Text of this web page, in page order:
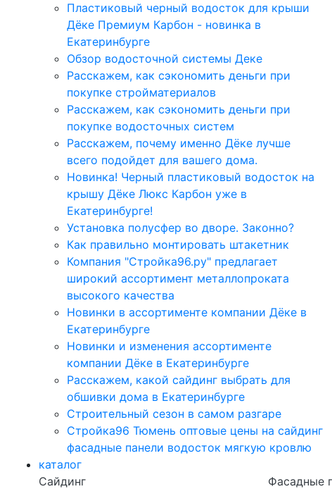
Пластиковый черный водосток для крыши
Дёке Премиум Карбон - новинка в
Екатеринбурге
Обзор водосточной системы Деке
Расскажем, как сэкономить деньги при
покупке стройматериалов
Расскажем, как сэкономить деньги при
покупке водосточных систем
Расскажем, почему именно Дёке лучше
всего подойдет для вашего дома.
Новинка! Черный пластиковый водосток на
крышу Дёке Люкс Карбон уже в
Екатеринбурге!
Установка полусфер во дворе. Законно?
Как правильно монтировать штакетник
Компания "Стройка96.ру" предлагает
широкий ассортимент металлопроката
высокого качества
Новинки в ассортименте компании Дёке в
Екатеринбурге
Новинки и изменения ассортименте
компании Дёке в Екатеринбурге
Расскажем, какой сайдинг выбрать для
обшивки дома в Екатеринбурге
Строительный сезон в самом разгаре
Стройка96 Тюмень оптовые цены на сайдинг
фасадные панели водосток мягкую кровлю
каталог
Сайдинг
Фасадные